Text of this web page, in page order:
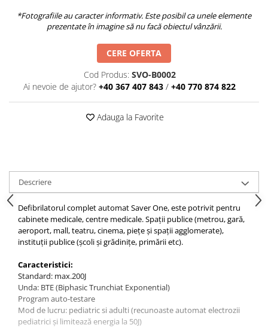
Psihiatrie pediatrică
Ortopedie pediatrică
Urologie
Medicină de laborator
Imunologie
*Fotografiile au caracter informativ. Este posibil ca unele elemente
prezentate în imagine să nu facă obiectul vânzării.
CERE OFERTA
Cod Produs: SVO-B0002
Ai nevoie de ajutor? +40 367 407 843 / +40 770 874 822
Adauga la Favorite
Descriere
Defibrilatorul complet automat Saver One, este potrivit pentru
cabinete medicale, centre medicale. Spații publice (metrou, gară,
aeroport, mall, teatru, cinema, piețe și spații agglomerate),
instituții publice (școli și grădinițe, primării etc).
Caracteristici:
Standard: max.200J
Unda: BTE (Biphasic Trunchiat Exponential)
Program auto-testare
Mod de lucru: pediatric si adulti (recunoaste automat electrozii
pediatrici și limitează energia la 50J)